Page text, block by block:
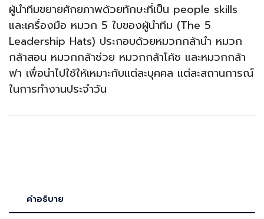
ผู้นำทีมขยายศักยภาพด้วยทักษะที่เป็น people skills
และเครื่องมือ หมวก 5 ใบของผู้นำทีม (The 5
Leadership Hats) ประกอบด้วยหมวกกล้านํา หมวก
กล้าสอน หมวกกล้าช่วย หมวกกล้าโค้ช และหมวกกล้า
ฟา เพื่อนำไปใช้ให้เหมาะกับแต่ละบุคคล แต่ละสถานการณ์
ในการทํางานประจําวัน
คำอธิบาย